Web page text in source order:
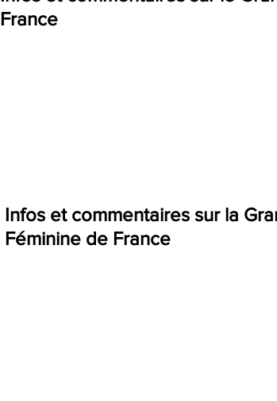
France
Infos et commentaires sur la
Féminine de France